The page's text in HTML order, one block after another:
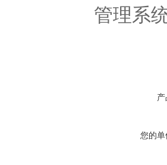
管理系
您的单